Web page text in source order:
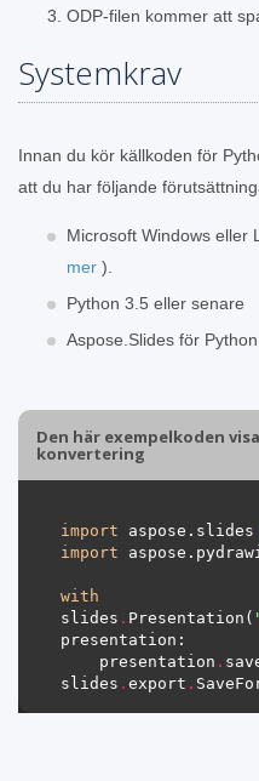
ODP-filen kommer att
Systemkrav
Innan du kör källkoden för
att du har följande
Microsoft Windows eller
mer ).
Python 3.5 eller senare
Aspose.Slides för
Den här exempelkoden
konvertering
import aspose.slides
import
with
slides . Presentation(
    presentation
.
slides . export .